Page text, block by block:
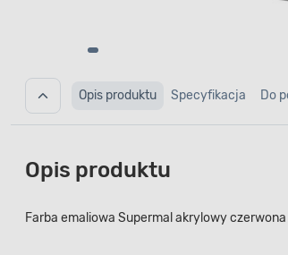
Opis produktu Specyfikacja Do
Opis produktu
Farba emaliowa Supermal akrylowy czerwona